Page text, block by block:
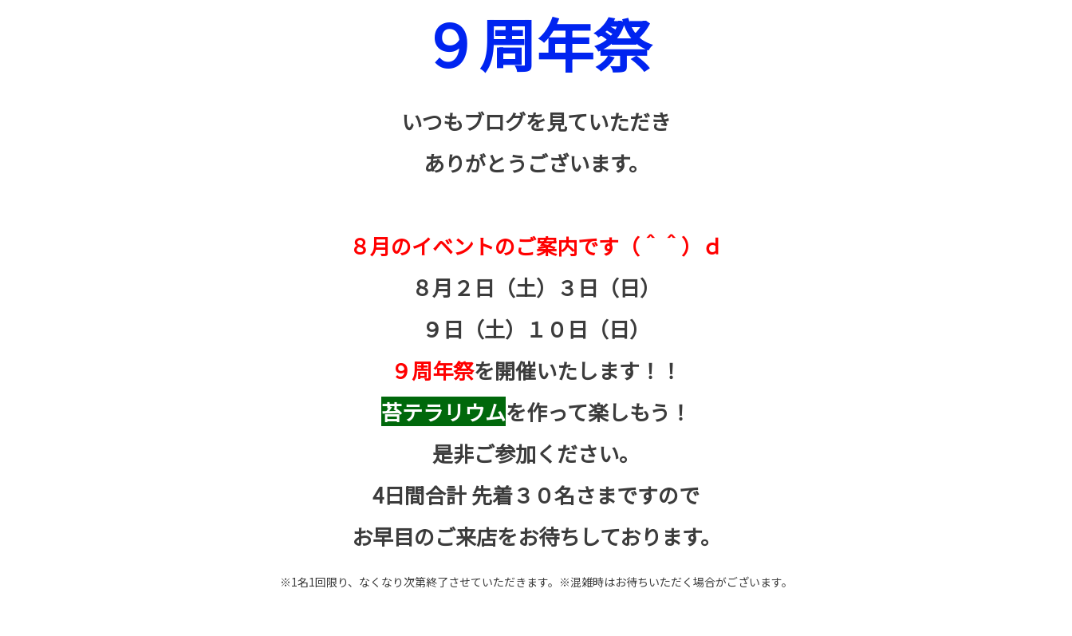
９周年祭
いつもブログを見ていただき
ありがとうございます。
８月のイベントのご案内です（＾＾）ｄ
８月２日（土）３日（日）
９日（土）１０日（日）
９周年祭を開催いたします！！
苔テラリウムを作って楽しもう！
是非ご参加ください。
4日間合計 先着３０名さまですので
お早目のご来店をお待ちしております。
※1名1回限り、なくなり次第終了させていただきます。※混雑時はお待ちいただく場合がございます。